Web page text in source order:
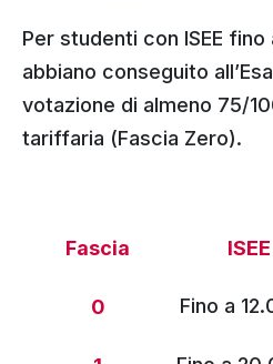
Per studenti con ISEE
abbiano conseguito
votazione di almeno 75/
tariffaria (Fascia Zero).
Fascia ISEE
0
Fino a